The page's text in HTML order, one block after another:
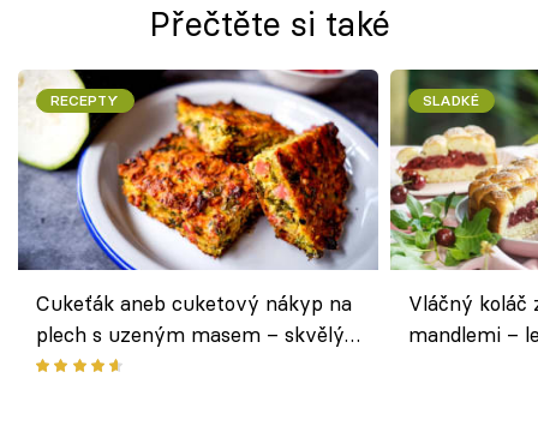
Přečtěte si také
RECEPTY
Cukeťák aneb cuketový nákyp na
plech s uzeným masem – skvělý
způsob, jak zpracovat přerostlé
SLADKÉ
Vláčný koláč
mandlemi –